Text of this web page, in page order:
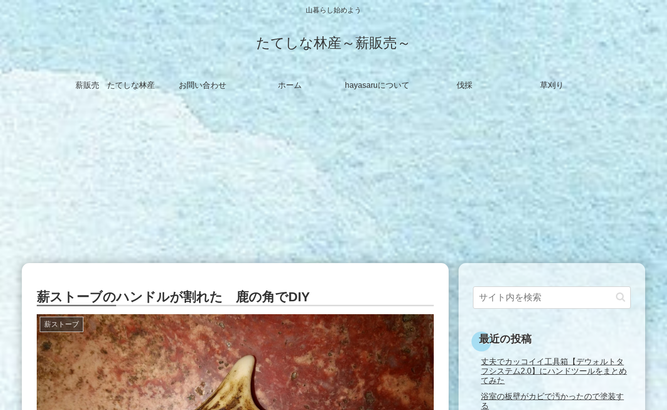
山暮らし始めよう
たてしな林産～薪販売～
薪販売 たてしな林産 お問い合わせ ホーム hayasaruについて 伐採 草刈り
薪ストーブのハンドルが割れた 鹿の角でDIY
薪ストーブ
最近の投稿
丈夫でカッコイイ工具箱【デウォルトタ
フシステム2.0】にハンドツールをまとめ
てみた
浴室の板壁がカビで汚かったので塗装す
る